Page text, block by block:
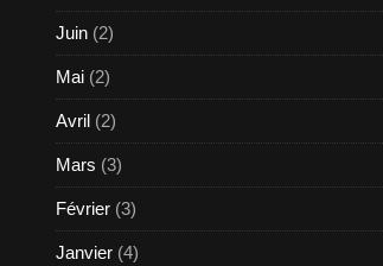
Juin (2)
Mai (2)
Avril (2)
Mars (3)
Février (3)
Janvier (4)